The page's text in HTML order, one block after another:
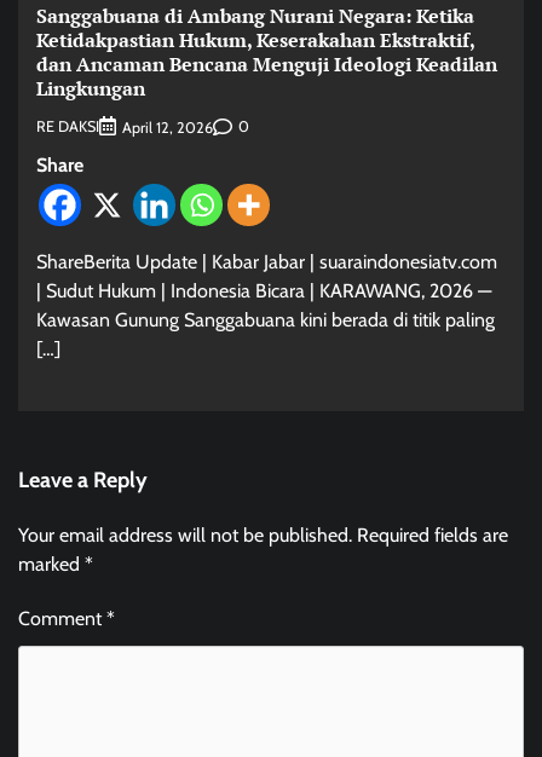
Sanggabuana di Ambang Nurani Negara: Ketika
Ketidakpastian Hukum, Keserakahan Ekstraktif,
dan Ancaman Bencana Menguji Ideologi Keadilan
Lingkungan
RE DAKSI April 12, 2026 0
Share
ShareBerita Update | Kabar Jabar | suaraindonesiatv.com
| Sudut Hukum | Indonesia Bicara | KARAWANG, 2026 —
Kawasan Gunung Sanggabuana kini berada di titik paling
[…]
Leave a Reply
Your email address will not be published. Required fields are
marked *
Comment*